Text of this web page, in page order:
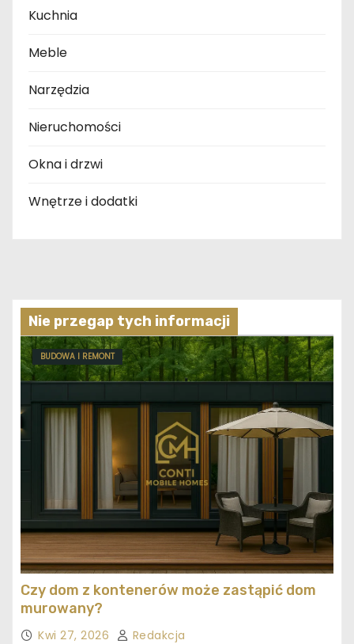
Kuchnia
Meble
Narzędzia
Nieruchomości
Okna i drzwi
Wnętrze i dodatki
Nie przegap tych informacji
BUDOWA I REMONT
Czy dom z kontenerów może zastąpić dom
murowany?
Kwi 27, 2026 Redakcja